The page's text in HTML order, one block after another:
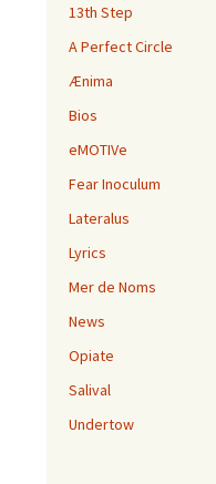
13th Step
A Perfect Circle
Ænima
Bios
eMOTIVe
Fear Inoculum
Lateralus
Lyrics
Mer de Noms
News
Opiate
Salival
Undertow